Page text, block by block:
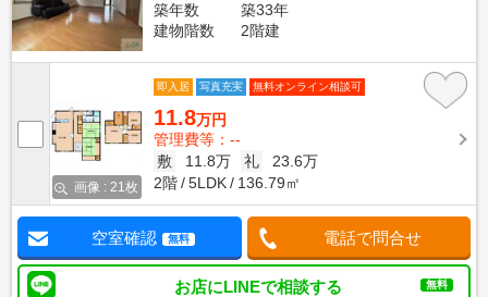
築年数
築33年
建物階数
2階建
画像 : 21枚
即入居 写真充実 無料オンライン相談可
11.8万円
管理費等：--
敷
11.8万 礼
23.6万
2階
5LDK 136.79㎡
空室確認 無料 電話で問合せ
お店にLINEで相談する 無料